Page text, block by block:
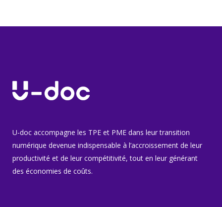
U-doc accompagne les TPE et PME dans leur transition
numérique devenue indispensable à l’accroissement de leur
productivité et de leur compétitivité, tout en leur générant
des économies de coûts.